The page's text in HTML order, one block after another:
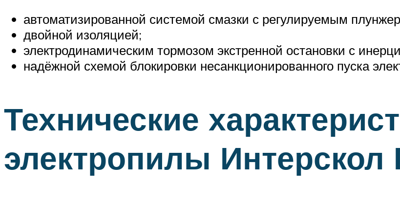
автоматизированной системой смазки с регулируемым
двойной изоляцией;
электродинамическим тормозом экстренной остановки с
надёжной схемой блокировки несанкционированного пуска
Технические
электропилы